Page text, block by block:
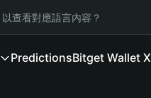
以查看對應語言內容？
PredictionsBitget Wallet X